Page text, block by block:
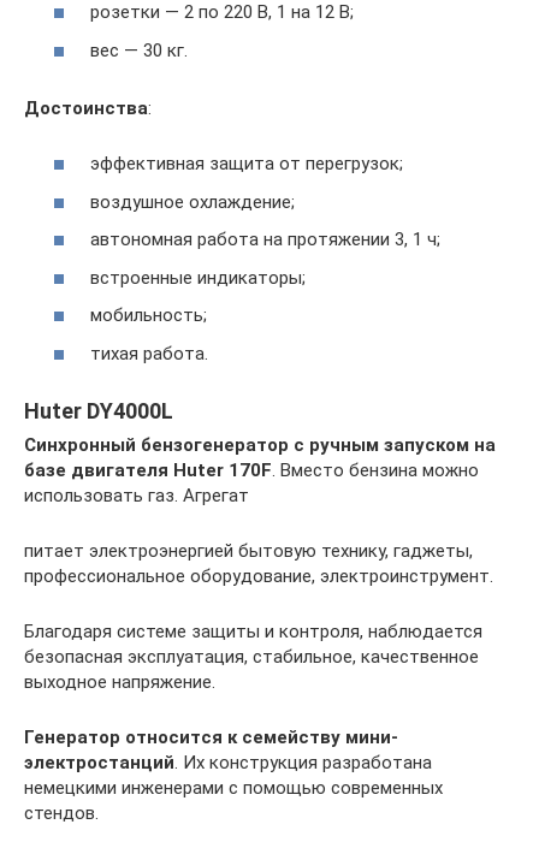
розетки — 2 по 220 В, 1 на 12 В;
вес — 30 кг.
Достоинства:
эффективная защита от перегрузок;
воздушное охлаждение;
автономная работа на протяжении 3, 1 ч;
встроенные индикаторы;
мобильность;
тихая работа.
Huter DY4000L
Синхронный бензогенератор с ручным запуском на
базе двигателя Huter 170F . Вместо бензина можно
использовать газ. Агрегат
питает электроэнергией бытовую технику, гаджеты,
профессиональное оборудование, электроинструмент.
Благодаря системе защиты и контроля, наблюдается
безопасная эксплуатация, стабильное, качественное
выходное напряжение.
Генератор относится к семейству мини-
электростанций . Их конструкция разработана
немецкими инженерами с помощью современных
стендов.